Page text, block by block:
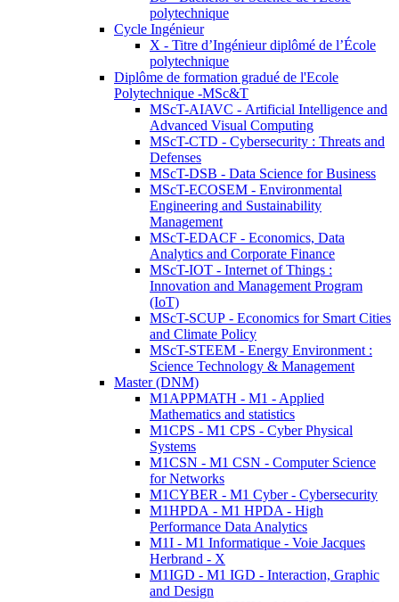
polytechnique
Cycle Ingénieur
X - Titre d’Ingénieur diplômé de l’École
polytechnique
Diplôme de formation gradué de l'Ecole
Polytechnique -MSc&T
MScT-AIAVC - Artificial Intelligence and
Advanced Visual Computing
MScT-CTD - Cybersecurity : Threats and
Defenses
MScT-DSB - Data Science for Business
MScT-ECOSEM - Environmental
Engineering and Sustainability
Management
MScT-EDACF - Economics, Data
Analytics and Corporate Finance
MScT-IOT - Internet of Things :
Innovation and Management Program
(IoT)
MScT-SCUP - Economics for Smart Cities
and Climate Policy
MScT-STEEM - Energy Environment :
Science Technology & Management
Master (DNM)
M1APPMATH - M1 - Applied
Mathematics and statistics
M1CPS - M1 CPS - Cyber Physical
Systems
M1CSN - M1 CSN - Computer Science
for Networks
M1CYBER - M1 Cyber - Cybersecurity
M1HPDA - M1 HPDA - High
Performance Data Analytics
M1I - M1 Informatique - Voie Jacques
Herbrand - X
M1IGD - M1 IGD - Interaction, Graphic
and Design